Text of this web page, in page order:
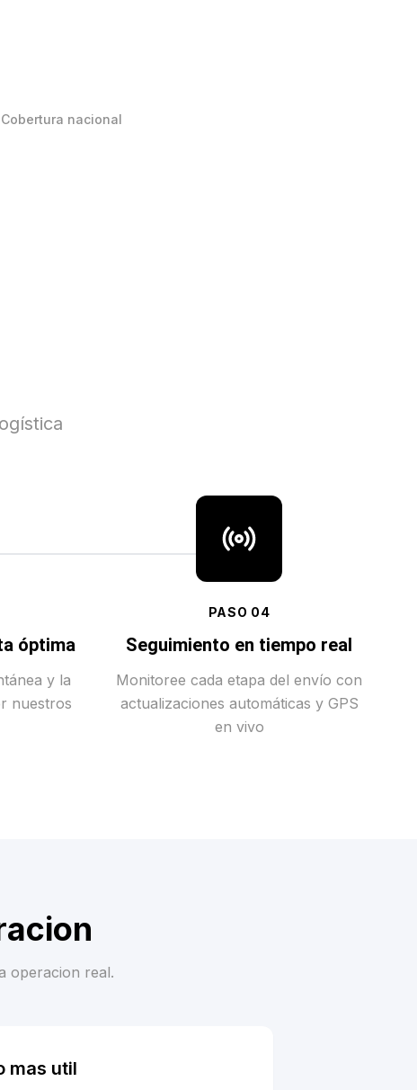
Cobertura nacional
óptima
y la
nuestros
PASO 04
Seguimiento en tiempo real
Monitoree cada etapa del envío con
actualizaciones automáticas y GPS
en vivo
operacion real.
mas util